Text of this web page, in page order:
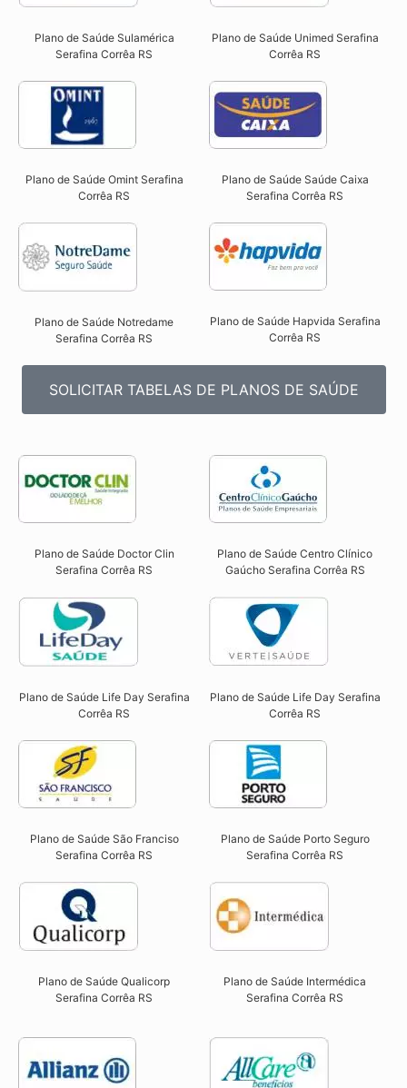
Plano de Saúde Sulamérica
Serafina Corrêa RS
Plano de Saúde Unimed Serafina
Corrêa RS
Plano de Saúde Omint Serafina
Corrêa RS​
Plano de Saúde Saúde Caixa
Serafina Corrêa RS​
Plano de Saúde Notredame
Serafina Corrêa RS​
Plano de Saúde Hapvida Serafina
Corrêa RS​
SOLICITAR TABELAS DE PLANOS DE SAÚDE
Plano de Saúde Doctor Clin
Serafina Corrêa RS​
Plano de Saúde Centro Clínico
Gaúcho Serafina Corrêa RS​
Plano de Saúde Life Day Serafina
Corrêa RS
Plano de Saúde Life Day Serafina
Corrêa RS
Plano de Saúde São Franciso
Serafina Corrêa RS​
Plano de Saúde Porto Seguro
Serafina Corrêa RS​
Plano de Saúde Qualicorp
Serafina Corrêa RS​
Plano de Saúde Intermédica
Serafina Corrêa RS